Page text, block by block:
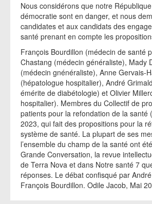
Nous considérons que notre
démocratie sont en danger, et nous
candidates et aux candidats des
santé prenant en compte les
François Bourdillon (médecin de santé
Chastang (médecin généraliste), Mady
(médecin gnénéraliste), Anne Gervais-
(hépatologue hospitalier), André
émérite de diabétologie) et Olivier
hospitalier). Membres du Collectif de
patients pour la refondation de la santé
2023, qui fait des propositions pour la
système de santé. La plupart de ses
l’ensemble du champ de la santé ont
Grande Conversation, la revue
de Terra Nova et dans Notre santé 7
réponses. Le débat confisqué par
François Bourdillon. Odile Jacob, Mai